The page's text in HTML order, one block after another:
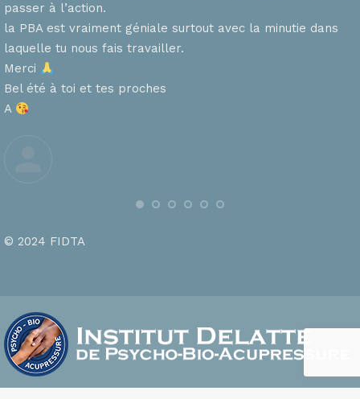
passer à l’action.
la PBA est vraiment géniale surtout avec la minutie dans
laquelle tu nous fais travailler.
Merci
Bel été à toi et tes proches
A
© 2024 FIDTA